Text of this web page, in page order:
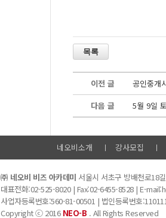
이전 글 공인중개
다음 글
5월 9일
네오비소개 강사모집
㈜ 네오비 비즈 아카데미 서울시 서초구 방배천로18
대표전화:02-525-8020 | Fax:02-6455-8528 | E-
사업자등록번호:560-81-00501 | 법인등록번호
Copyright ⓒ 2016NEO-B . All Rights Reserved